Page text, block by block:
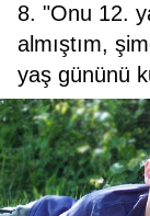
8. "Onu 12.
almıştım,
yaş gününü